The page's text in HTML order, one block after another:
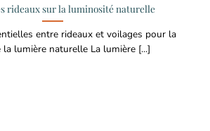
rideaux sur la luminosité naturelle
entre rideaux et voilages pour la
lumière naturelle La lumière [...]